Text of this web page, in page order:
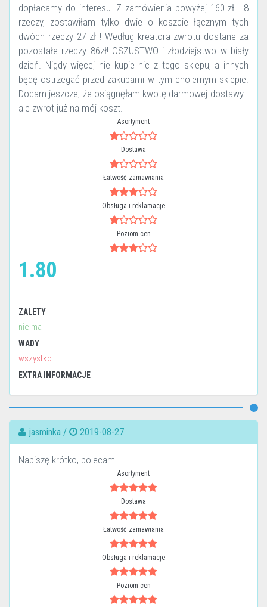
dopłacamy do interesu. Z zamówienia powyżej 160 zł - 8
rzeczy, zostawiłam tylko dwie o koszcie łącznym tych
dwóch rzeczy 27 zł ! Według kreatora zwrotu dostane za
pozostałe rzeczy 86zł! OSZUSTWO i złodziejstwo w biały
dzień. Nigdy więcej nie kupie nic z tego sklepu, a innych
będę ostrzegać przed zakupami w tym cholernym sklepie.
Dodam jeszcze, że osiągnęłam kwotę darmowej dostawy -
ale zwrot już na mój koszt.
Asortyment
Dostawa
Łatwość zamawiania
Obsługa i reklamacje
Poziom cen
1.80
ZALETY
nie ma
WADY
wszystko
EXTRA INFORMACJE
jasminka / 2019-08-27
Napiszę krótko, polecam!
Asortyment
Dostawa
Łatwość zamawiania
Obsługa i reklamacje
Poziom cen